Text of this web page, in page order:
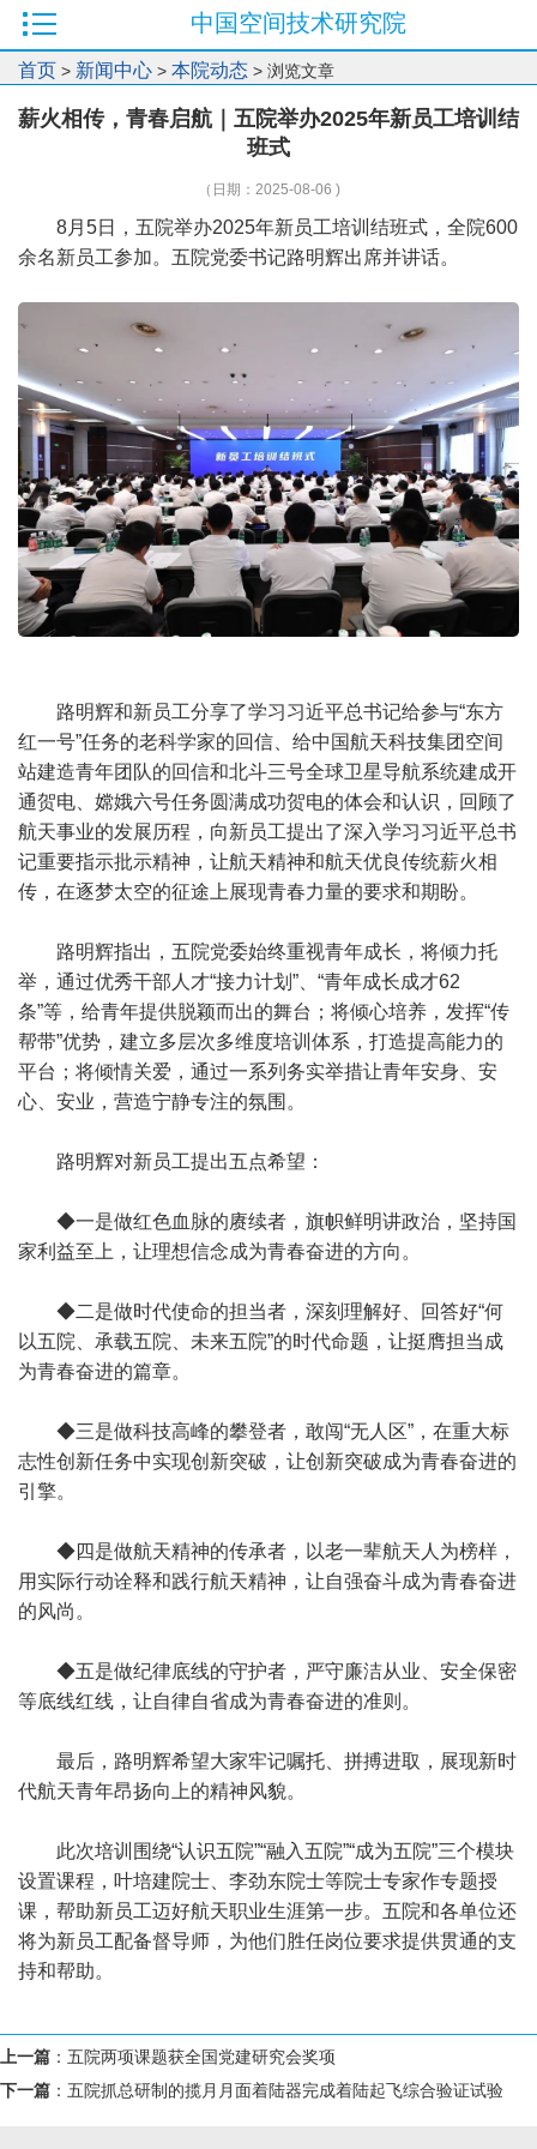
中国空间技术研究院
首页 > 新闻中心 > 本院动态 > 浏览文章
薪火相传，青春启航｜五院举办2025年新员工培训结
班式
（日期：2025-08-06 )
8月5日，五院举办2025年新员工培训结班式，全院600
余名新员工参加。五院党委书记路明辉出席并讲话。
路明辉和新员工分享了学习习近平总书记给参与“东方
红一号”任务的老科学家的回信、给中国航天科技集团空间
站建造青年团队的回信和北斗三号全球卫星导航系统建成开
通贺电、嫦娥六号任务圆满成功贺电的体会和认识，回顾了
航天事业的发展历程，向新员工提出了深入学习习近平总书
记重要指示批示精神，让航天精神和航天优良传统薪火相
传，在逐梦太空的征途上展现青春力量的要求和期盼。
路明辉指出，五院党委始终重视青年成长，将倾力托
举，通过优秀干部人才“接力计划”、“青年成长成才62
条”等，给青年提供脱颖而出的舞台；将倾心培养，发挥“传
帮带”优势，建立多层次多维度培训体系，打造提高能力的
平台；将倾情关爱，通过一系列务实举措让青年安身、安
心、安业，营造宁静专注的氛围。
路明辉对新员工提出五点希望：
◆一是做红色血脉的赓续者，旗帜鲜明讲政治，坚持国
家利益至上，让理想信念成为青春奋进的方向。
◆二是做时代使命的担当者，深刻理解好、回答好“何
以五院、承载五院、未来五院”的时代命题，让挺膺担当成
为青春奋进的篇章。
◆三是做科技高峰的攀登者，敢闯“无人区”，在重大标
志性创新任务中实现创新突破，让创新突破成为青春奋进的
引擎。
◆四是做航天精神的传承者，以老一辈航天人为榜样，
用实际行动诠释和践行航天精神，让自强奋斗成为青春奋进
的风尚。
◆五是做纪律底线的守护者，严守廉洁从业、安全保密
等底线红线，让自律自省成为青春奋进的准则。
最后，路明辉希望大家牢记嘱托、拼搏进取，展现新时
代航天青年昂扬向上的精神风貌。
此次培训围绕“认识五院”“融入五院”“成为五院”三个模块
设置课程，叶培建院士、李劲东院士等院士专家作专题授
课，帮助新员工迈好航天职业生涯第一步。五院和各单位还
将为新员工配备督导师，为他们胜任岗位要求提供贯通的支
持和帮助。
上一篇 ： 五院两项课题获全国党建研究会奖项
下一篇 ： 五院抓总研制的揽月月面着陆器完成着陆起飞综合验证试验